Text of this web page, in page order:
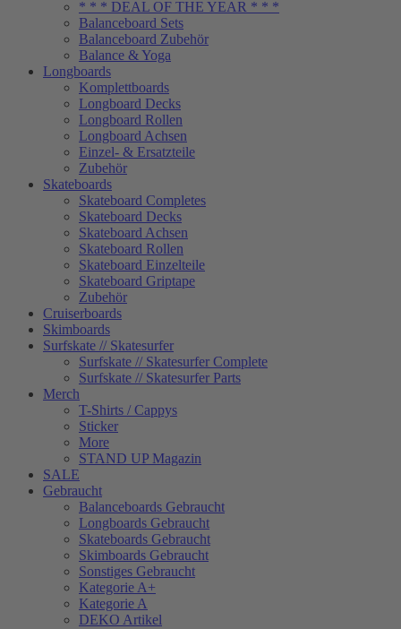
* * * DEAL OF THE YEAR * * *
Balanceboard Sets
Balanceboard Zubehör
Balance & Yoga
Longboards
Komplettboards
Longboard Decks
Longboard Rollen
Longboard Achsen
Einzel- & Ersatzteile
Zubehör
Skateboards
Skateboard Completes
Skateboard Decks
Skateboard Achsen
Skateboard Rollen
Skateboard Einzelteile
Skateboard Griptape
Zubehör
Cruiserboards
Skimboards
Surfskate // Skatesurfer
Surfskate // Skatesurfer Complete
Surfskate // Skatesurfer Parts
Merch
T-Shirts / Cappys
Sticker
More
STAND UP Magazin
SALE
Gebraucht
Balanceboards Gebraucht
Longboards Gebraucht
Skateboards Gebraucht
Skimboards Gebraucht
Sonstiges Gebraucht
Kategorie A+
Kategorie A
DEKO Artikel